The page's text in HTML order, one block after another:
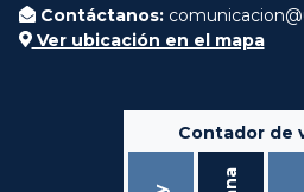
Contáctanos:
Ver ubicación en el mapa
Contador de